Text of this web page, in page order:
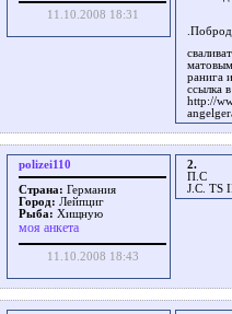
11.10.2008 18:31
ранига
ссылка
http://
polizei110
Страна: Германия
Город: Лейпциг
Рыба: Хищную
моя анкета
11.10.2008 18:43
2.
П.С
J.C. TS